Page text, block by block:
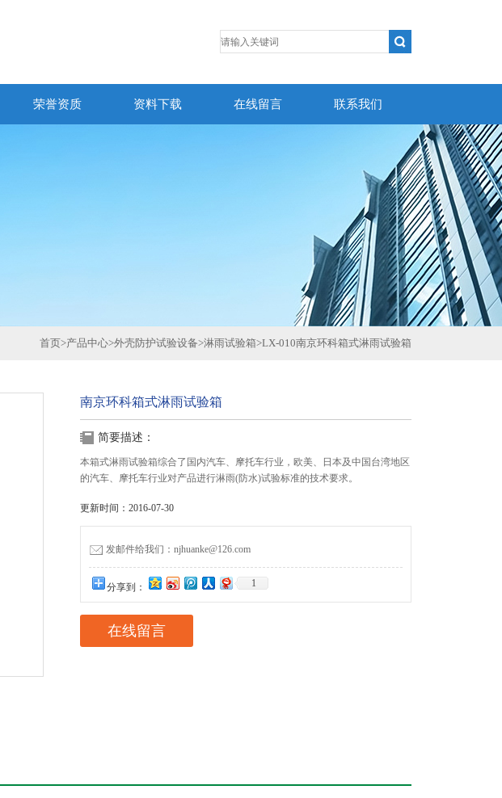
荣誉资质 资料下载 在线留言 联系我们
首页>产品中心>外壳防护试验设备>淋雨试验箱>LX-010南京环科箱式淋雨试验箱
南京环科箱式淋雨试验箱
简要描述：
本箱式淋雨试验箱综合了国内汽车、摩托车行业，欧美、日本及中国台湾地区
的汽车、摩托车行业对产品进行淋雨(防水)试验标准的技术要求。
更新时间：2016-07-30
发邮件给我们：njhuanke@126.com
分享到： 1
在线留言